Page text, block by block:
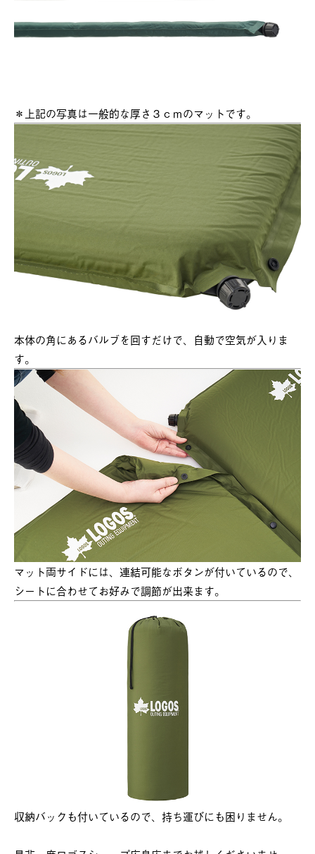
＊上記の写真は一般的な厚さ３ｃｍのマットです。
本体の角にあるバルブを回すだけで、自動で空気が入りま
す。
マット両サイドには、連結可能なボタンが付いているので、
シートに合わせてお好みで調節が出来ます。
収納バックも付いているので、持ち運びにも困りません。